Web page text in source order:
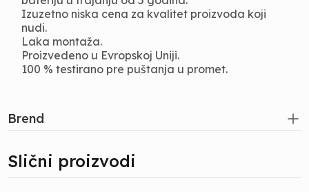
Izuzetno niska cena za kvalitet proizvoda koji
nudi.
Laka montaža.
Proizvedeno u Evropskoj Uniji.
100 % testirano pre puštanja u promet.
Brend
Slični proizvodi